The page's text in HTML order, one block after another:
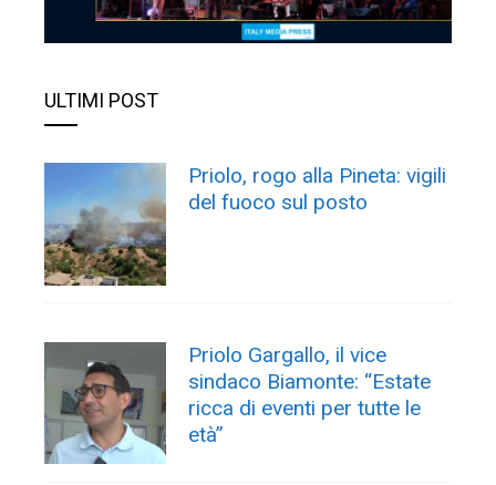
ULTIMI POST
Priolo, rogo alla Pineta: vigili
del fuoco sul posto
Priolo Gargallo, il vice
sindaco Biamonte: “Estate
ricca di eventi per tutte le
età”